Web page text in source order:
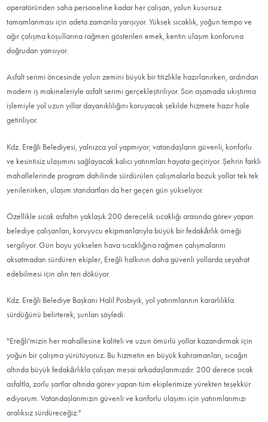
operatöründen saha personeline kadar her çalışan, yolun kusursuz
tamamlanması için adeta zamanla yarışıyor. Yüksek sıcaklık, yoğun tempo ve
ağır çalışma koşullarına rağmen gösterilen emek, kentin ulaşım konforuna
doğrudan yansıyor.
Asfalt serimi öncesinde yolun zemini büyük bir titizlikle hazırlanırken, ardından
modern iş makineleriyle asfalt serimi gerçekleştiriliyor. Son aşamada sıkıştırma
işlemiyle yol uzun yıllar dayanıklılığını koruyacak şekilde hizmete hazır hale
getiriliyor.
Kdz. Ereğli Belediyesi, yalnızca yol yapmıyor; vatandaşların güvenli, konforlu
ve kesintisiz ulaşımını sağlayacak kalıcı yatırımları hayata geçiriyor. Şehrin farklı
mahallelerinde program dahilinde sürdürülen çalışmalarla bozuk yollar tek tek
yenilenirken, ulaşım standartları da her geçen gün yükseliyor.
Özellikle sıcak asfaltın yaklaşık 200 derecelik sıcaklığı arasında görev yapan
belediye çalışanları, koruyucu ekipmanlarıyla büyük bir fedakârlık örneği
sergiliyor. Gün boyu yükselen hava sıcaklığına rağmen çalışmalarını
aksatmadan sürdüren ekipler, Ereğli halkının daha güvenli yollarda seyahat
edebilmesi için alın teri döküyor.
Kdz. Ereğli Belediye Başkanı Halil Posbıyık, yol yatırımlarının kararlılıkla
sürdüğünü belirterek, şunları söyledi:
"Ereğli'mizin her mahallesine kaliteli ve uzun ömürlü yollar kazandırmak için
yoğun bir çalışma yürütüyoruz. Bu hizmetin en büyük kahramanları, sıcağın
altında büyük fedakârlıkla çalışan mesai arkadaşlarımızdır. 200 derece sıcak
asfaltla, zorlu şartlar altında görev yapan tüm ekiplerimize yürekten teşekkür
ediyorum. Vatandaşlarımızın güvenli ve konforlu ulaşımı için yatırımlarımızı
aralıksız sürdüreceğiz."